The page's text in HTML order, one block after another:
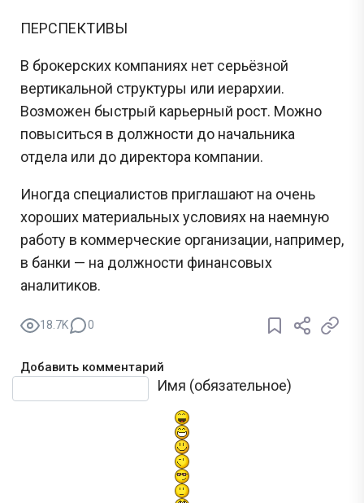
ПЕРСПЕКТИВЫ
В брокерских компаниях нет серьёзной
вертикальной структуры или иерархии.
Возможен быстрый карьерный рост. Можно
повыситься в должности до начальника
отдела или до директора компании.
Иногда специалистов приглашают на очень
хороших материальных условиях на наемную
работу в коммерческие организации, например,
в банки — на должности финансовых
аналитиков.
18.7K 0
Добавить комментарий
Имя (обязательное)